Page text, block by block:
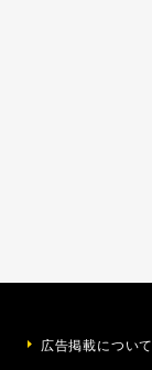
広告掲載について